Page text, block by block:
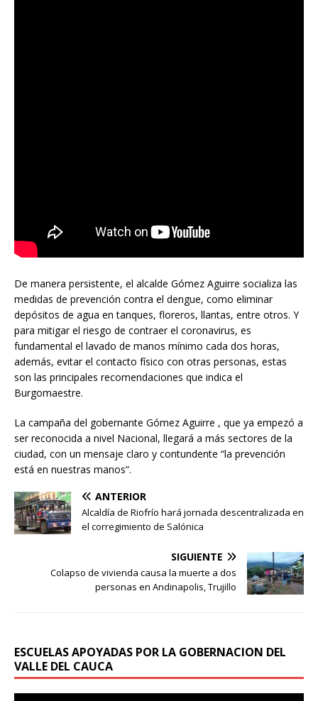
De manera persistente, el alcalde Gómez Aguirre socializa las
medidas de prevención contra el dengue, como eliminar
depósitos de agua en tanques, floreros, llantas, entre otros. Y
para mitigar el riesgo de contraer el coronavirus, es
fundamental el lavado de manos mínimo cada dos horas,
además, evitar el contacto físico con otras personas, estas
son las principales recomendaciones que indica el
Burgomaestre.
La campaña del gobernante Gómez Aguirre , que ya empezó a
ser reconocida a nivel Nacional, llegará a más sectores de la
ciudad, con un mensaje claro y contundente “la prevención
está en nuestras manos”.
ANTERIOR
Alcaldía de Riofrío hará jornada descentralizada en
el corregimiento de Salónica
SIGUIENTE
Colapso de vivienda causa la muerte a dos
personas en Andinapolis, Trujillo
ESCUELAS APOYADAS POR LA GOBERNACION DEL
VALLE DEL CAUCA